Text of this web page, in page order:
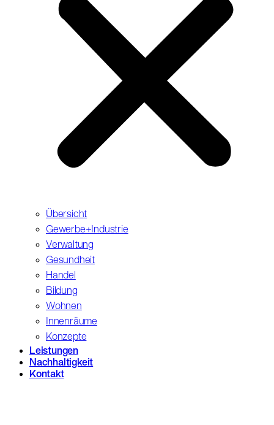
Übersicht
Gewerbe+Industrie
Verwaltung
Gesundheit
Handel
Bildung
Wohnen
Innenräume
Konzepte
Leistungen
Nachhaltigkeit
Kontakt